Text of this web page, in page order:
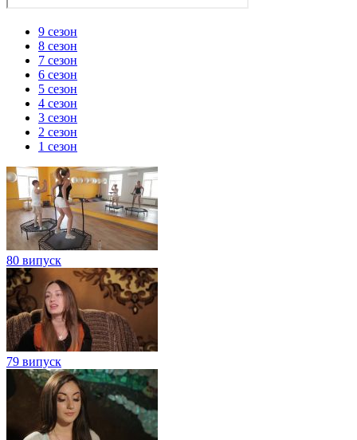
9 сезон
8 сезон
7 сезон
6 сезон
5 сезон
4 сезон
3 сезон
2 сезон
1 сезон
80 випуск
79 випуск